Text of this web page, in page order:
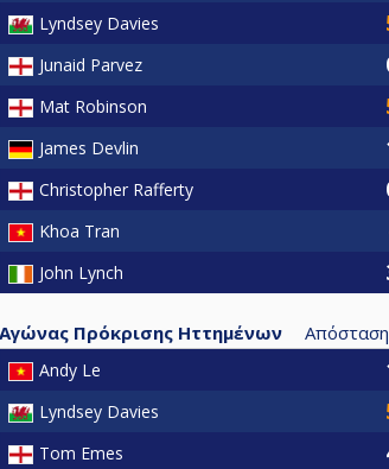
Lyndsey Davies
Junaid Parvez
Mat Robinson
James Devlin
Christopher Rafferty
Khoa Tran
John Lynch
Αγώνας Πρόκρισης Ηττημένων Απόσταση
Andy Le
Lyndsey Davies
Tom Emes